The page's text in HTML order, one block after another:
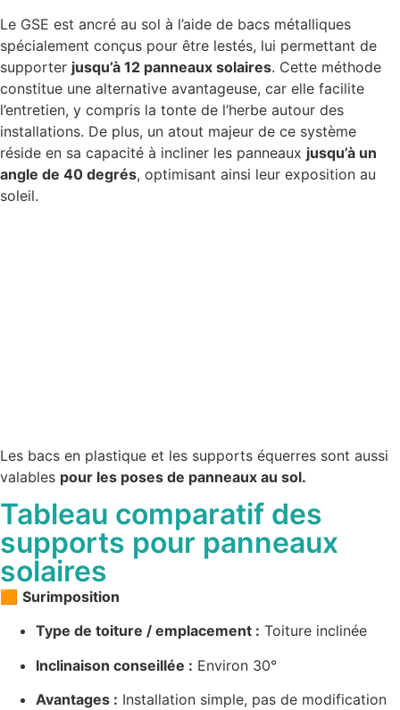
Le GSE est ancré au sol à l’aide de bacs métalliques
spécialement conçus pour être lestés, lui permettant de
supporter jusqu’à 12 panneaux solaires. Cette méthode
constitue une alternative avantageuse, car elle facilite
l’entretien, y compris la tonte de l’herbe autour des
installations. De plus, un atout majeur de ce système
réside en sa capacité à incliner les panneaux jusqu’à un
angle de 40 degrés, optimisant ainsi leur exposition au
soleil.
Les bacs en plastique et les supports équerres sont aussi
valables pour les poses de panneaux au sol.
Tableau comparatif des
supports pour panneaux
solaires
🟧 Surimposition
Type de toiture / emplacement : Toiture inclinée
Inclinaison conseillée : Environ 30°
Avantages : Installation simple, pas de modification